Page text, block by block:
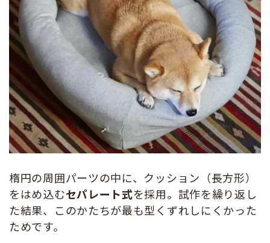
楕円の周囲パーツの中に、クッション（長方形）
をはめ込むセパレート式を採用。試作を繰り返し
た結果、このかたちが最も型くずれしにくかった
ためです。